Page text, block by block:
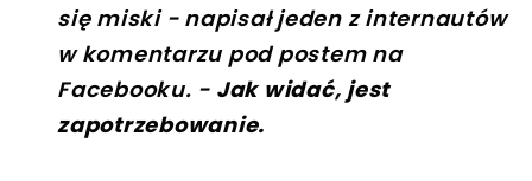
się miski - napisał jeden z internautów
w komentarzu pod postem na
Facebooku. - Jak widać, jest
zapotrzebowanie.